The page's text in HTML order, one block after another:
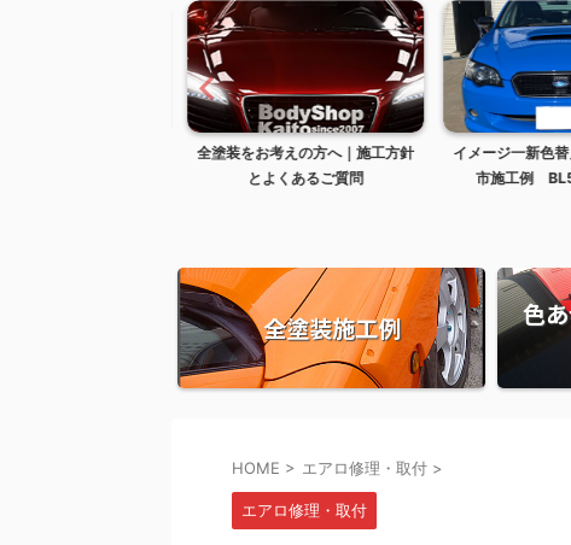
全塗装をお考えの方へ｜施工方針
とよくあるご質問
イメージ一新色替
市施工例
全塗装施工例
色
HOME > エアロ修理・取付 >
エアロ修理・取付